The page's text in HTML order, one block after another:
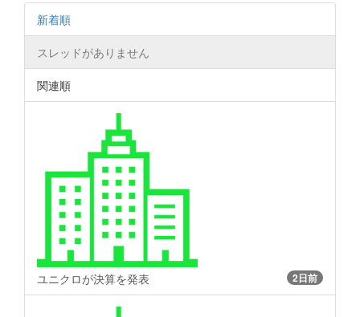
新着順
スレッドがありません
関連順
ユニクロが決算を発表 2日前